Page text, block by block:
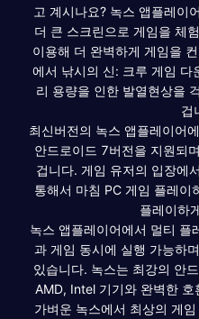
고 계시나요? 녹스 앱플레이
더 큰 스크린으로 게임을 체
이용해 더 완벽하게 게임을
에서 낚시의 신: 크루 게임 다
리 용량을 인한 발열현상을
겁
최신버전의 녹스 앱플레이어
안드로이드 7버전을 지원되
겁니다. 게임 유저의 입장에
통해서 마침 PC 게임 플레이
플레이하
녹스 앱플레이어에서 멀티 플
과 게임 동시에 실행 가능하
있습니다. 녹스는 최강의 안
AMD, Intel 기기와 완벽한 호
가벼운 녹스에서 최상의 게